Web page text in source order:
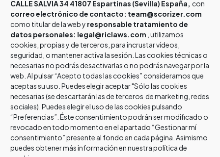
CALLE SALVIA 34 41807 Espartinas (Sevilla) España, con
correo electrónico de contacto: team@scorizer.com
como titular de la web y responsable tratamiento de
datos personales: legal@riclaws.com , utilizamos
cookies, propias y de terceros, para incrustar vídeos,
seguridad, o mantener activa la sesión. Las cookies técnicas o
necesarias no podrás desactivarlas o no podrás navegar por la
web. Al pulsar “Acepto todas las cookies” consideramos que
aceptas su uso. Puedes elegir aceptar "Sólo las cookies
necesarias (se descartarán las de terceros de marketing, redes
sociales). Puedes elegir el uso de las cookies pulsando
“Preferencias”. Éste consentimiento podrán ser modificado o
revocado en todo momento en el apartado “Gestionar mí
consentimiento” presente al fondo en cada página. Asimismo
puedes obtener más información en nuestra política de
Las negociaciones se han extendido durante las anteriores
semanas. Las principales diferencias estribaban en la
financiación de las pruebas del covid-19 y los métodos
para realizarlas.
Durante la noche del martes 8 de septiembre, las
conversaciones se frenaron súbitamente, publicando el
CSD un comunicado oficial donde daba por concluidas las
negociaciones. Según indicaron, no había sido posible un
acuerdo y cada Comunidad Autónoma tendría que
proceder a elaborar su propio protocolo. El texto común,
por tanto, quedaba rechazado. Las discrepancias, como
ellos mismos indicaron en el comunicado, estaban en las